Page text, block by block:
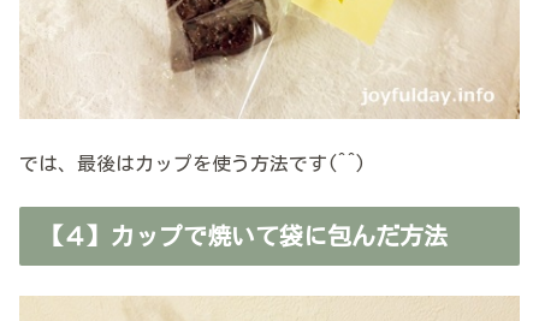
では、最後はカップを使う方法です(^^)
【４】カップで焼いて袋に包んだ方法